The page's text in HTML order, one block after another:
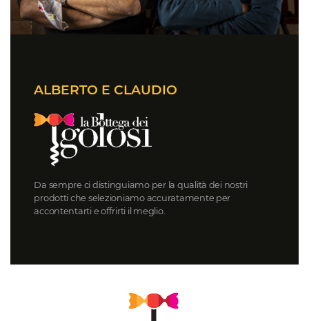
ALBERTO E CLAUDIO
Da sempre ci distinguiamo per la qualità dei nostri
prodotti che selezioniamo accuratamente per
accontentarti e offrirti il meglio.